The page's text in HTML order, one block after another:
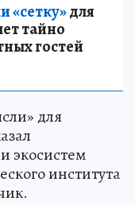
«сетку»для
тайно
гостей
для
экосистем
института